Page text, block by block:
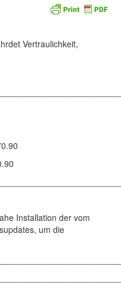
Vertraulichkeit,
Installation der vom
um die